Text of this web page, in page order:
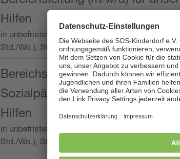
Hilfen
in unbefristeter Anstellung, Vollzeit oder Teilzeit
Std./Wo.), SOS-Kinderdorf Worpswede,
Bereichsleitung mit der
Sozialpädagogin (m/w/d) und
Hilfen
in unbefristeter Anstellung, Vollzeit oder Teilzeit
Std./Wo.), SOS-Kinderdorf Oberpfalz,